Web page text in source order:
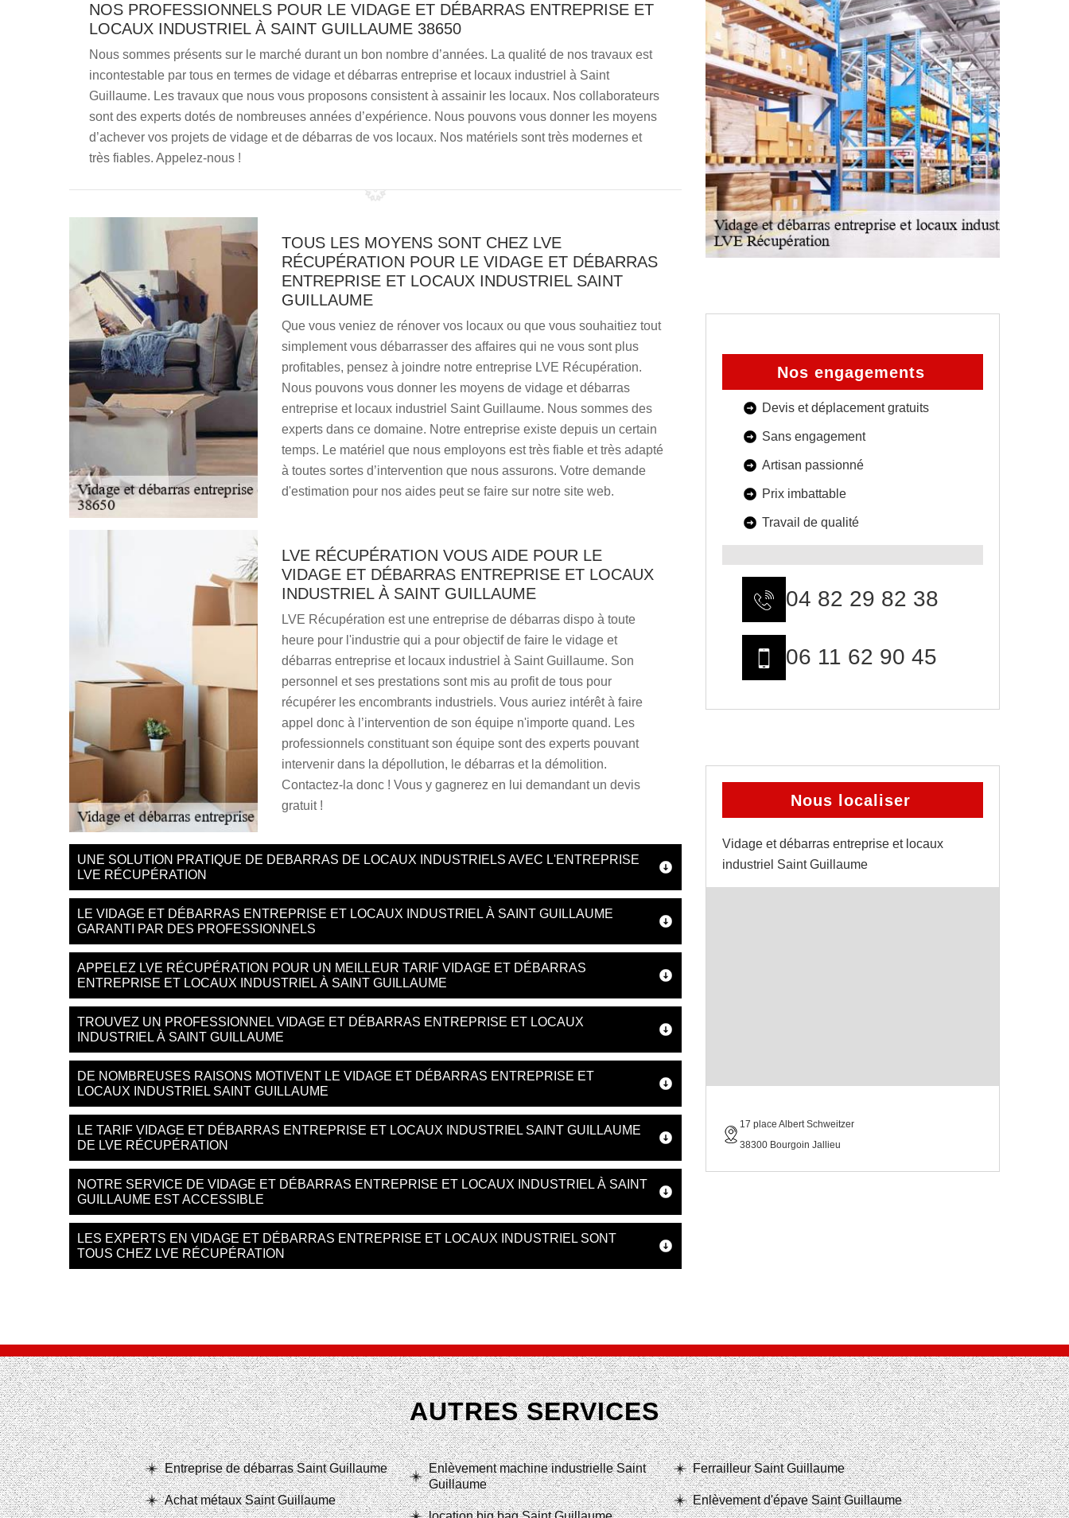
NOS PROFESSIONNELS POUR LE VIDAGE ET DÉBARRAS ENTREPRISE ET
LOCAUX INDUSTRIEL À SAINT GUILLAUME 38650
Nous sommes présents sur le marché durant un bon nombre d’années. La qualité de nos travaux est
incontestable par tous en termes de vidage et débarras entreprise et locaux industriel à Saint
Guillaume. Les travaux que nous vous proposons consistent à assainir les locaux. Nos collaborateurs
sont des experts dotés de nombreuses années d’expérience. Nous pouvons vous donner les moyens
d’achever vos projets de vidage et de débarras de vos locaux. Nos matériels sont très modernes et
très fiables. Appelez-nous !
TOUS LES MOYENS SONT CHEZ LVE
RÉCUPÉRATION POUR LE VIDAGE ET DÉBARRAS
ENTREPRISE ET LOCAUX INDUSTRIEL SAINT
GUILLAUME
Que vous veniez de rénover vos locaux ou que vous souhaitiez tout
simplement vous débarrasser des affaires qui ne vous sont plus
profitables, pensez à joindre notre entreprise LVE Récupération.
Nous pouvons vous donner les moyens de vidage et débarras
entreprise et locaux industriel Saint Guillaume. Nous sommes des
experts dans ce domaine. Notre entreprise existe depuis un certain
temps. Le matériel que nous employons est très fiable et très adapté
à toutes sortes d’intervention que nous assurons. Votre demande
d'estimation pour nos aides peut se faire sur notre site web.
LVE RÉCUPÉRATION VOUS AIDE POUR LE
VIDAGE ET DÉBARRAS ENTREPRISE ET LOCAUX
INDUSTRIEL À SAINT GUILLAUME
LVE Récupération est une entreprise de débarras dispo à toute
heure pour l'industrie qui a pour objectif de faire le vidage et
débarras entreprise et locaux industriel à Saint Guillaume. Son
personnel et ses prestations sont mis au profit de tous pour
récupérer les encombrants industriels. Vous auriez intérêt à faire
appel donc à l’intervention de son équipe n'importe quand. Les
professionnels constituant son équipe sont des experts pouvant
intervenir dans la dépollution, le débarras et la démolition.
Contactez-la donc ! Vous y gagnerez en lui demandant un devis
gratuit !
UNE SOLUTION PRATIQUE DE DEBARRAS DE LOCAUX INDUSTRIELS AVEC L'ENTREPRISE
LVE RÉCUPÉRATION
LE VIDAGE ET DÉBARRAS ENTREPRISE ET LOCAUX INDUSTRIEL À SAINT GUILLAUME
GARANTI PAR DES PROFESSIONNELS
APPELEZ LVE RÉCUPÉRATION POUR UN MEILLEUR TARIF VIDAGE ET DÉBARRAS
ENTREPRISE ET LOCAUX INDUSTRIEL À SAINT GUILLAUME
TROUVEZ UN PROFESSIONNEL VIDAGE ET DÉBARRAS ENTREPRISE ET LOCAUX
INDUSTRIEL À SAINT GUILLAUME
DE NOMBREUSES RAISONS MOTIVENT LE VIDAGE ET DÉBARRAS ENTREPRISE ET
LOCAUX INDUSTRIEL SAINT GUILLAUME
LE TARIF VIDAGE ET DÉBARRAS ENTREPRISE ET LOCAUX INDUSTRIEL SAINT GUILLAUME
DE LVE RÉCUPÉRATION
NOTRE SERVICE DE VIDAGE ET DÉBARRAS ENTREPRISE ET LOCAUX INDUSTRIEL À SAINT
GUILLAUME EST ACCESSIBLE
LES EXPERTS EN VIDAGE ET DÉBARRAS ENTREPRISE ET LOCAUX INDUSTRIEL SONT
TOUS CHEZ LVE RÉCUPÉRATION
Nos engagements
Devis et déplacement gratuits
Sans engagement
Artisan passionné
Prix imbattable
Travail de qualité
04 82 29 82 38
06 11 62 90 45
Nous localiser
Vidage et débarras entreprise et locaux
industriel Saint Guillaume
17 place Albert Schweitzer
38300 Bourgoin Jallieu
AUTRES SERVICES
Entreprise de débarras Saint Guillaume
Achat métaux Saint Guillaume
Enlèvement machine industrielle Saint
Guillaume
Ferrailleur Saint Guillaume
Enlèvement d'épave Saint Guillaume